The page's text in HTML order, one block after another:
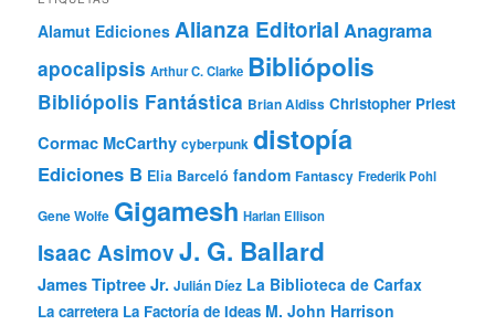
Alamut Ediciones Alianza Editorial Anagrama
apocalipsis Arthur C. Clarke Bibliópolis
Bibliópolis Fantástica Brian Aldiss Christopher Priest
Cormac McCarthy cyberpunk distopía
Ediciones B Elia Barceló fandom Fantascy Frederik Pohl
Gene Wolfe Gigamesh Harlan Ellison
Isaac AsimovJ. G. Ballard
James Tiptree Jr. Julián Díez La Biblioteca de Carfax
La carretera La Factoría de Ideas M. John Harrison